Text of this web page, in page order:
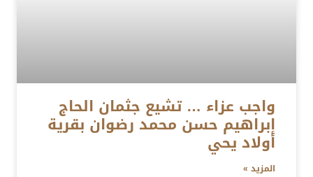
واجب عزاء … تشيع جثمان الحاج
إبراهيم حسن محمد رضوان بقرية
أولاد يحي
المزيد »